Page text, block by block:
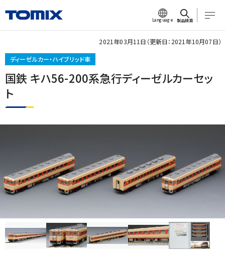
Language 製品検索
ディーゼルカー・ハイブリッド車
国鉄 キハ56-200系急行ディーゼルカーセッ
ト
2021年03月11日（更新日：2021年10月07日）